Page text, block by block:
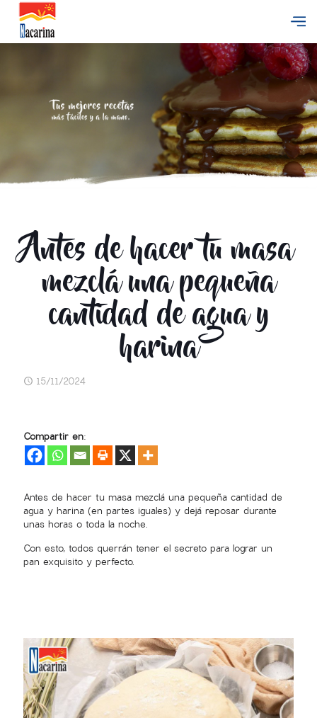
Antes de hacer tu masa
mezclá una pequeña
cantidad de agua y
harina
15/11/2024
Compartir en:
Antes de hacer tu masa mezclá una pequeña cantidad de
agua y harina (en partes iguales) y dejá reposar durante
unas horas o toda la noche. ​
Con esto, todos querrán tener el secreto para lograr un
pan exquisito y perfecto.